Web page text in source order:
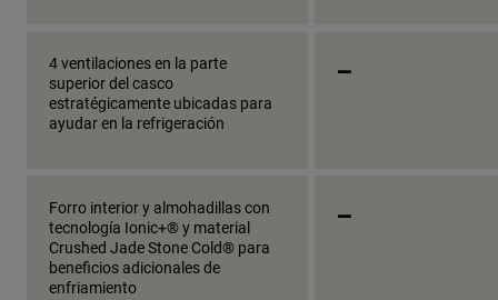
4 ventilaciones en la parte
superior del casco
estratégicamente ubicadas para
ayudar en la refrigeración
_
Forro interior y almohadillas con
tecnología Ionic+® y material
Crushed Jade Stone Cold® para
beneficios adicionales de
enfriamiento
_